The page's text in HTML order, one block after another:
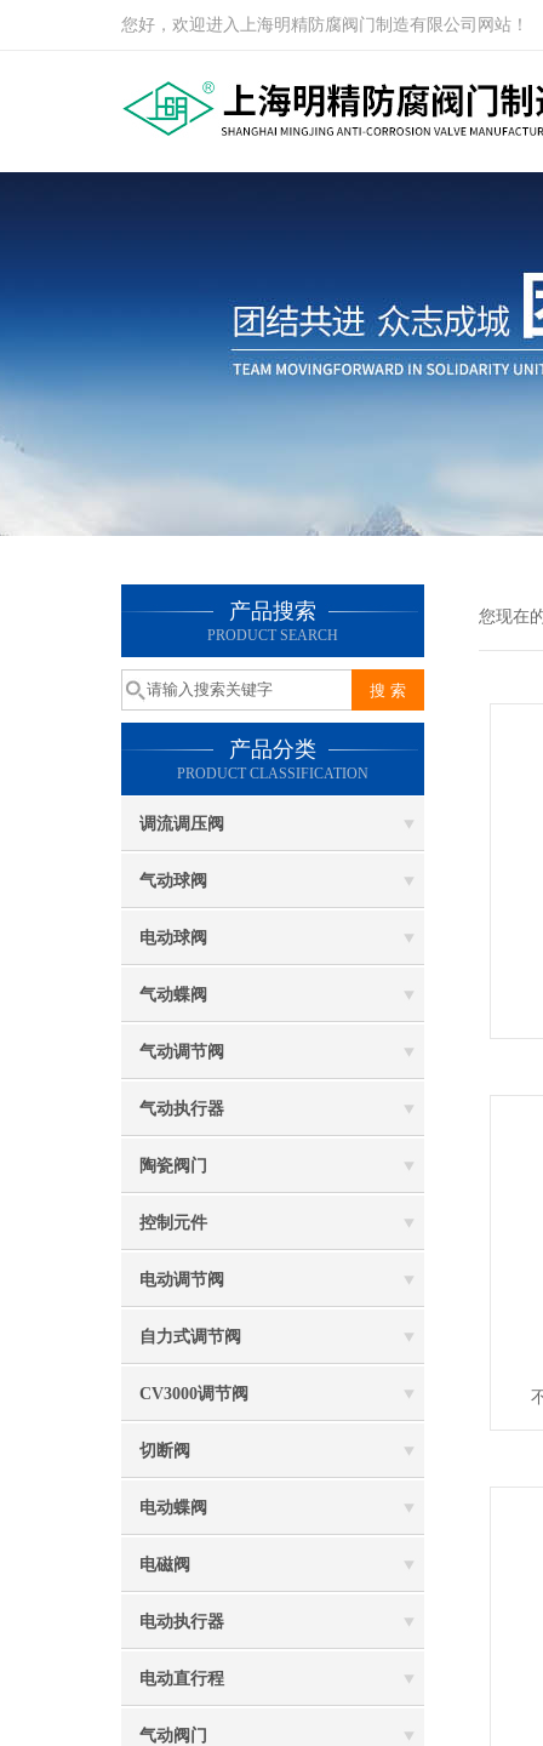
您好，欢迎进入上海明精防腐阀门制造有限公司网站！
产品搜索
PRODUCT SEARCH
产品分类
PRODUCT CLASSIFICATION
调流调压阀
气动球阀
电动球阀
气动蝶阀
气动调节阀
气动执行器
陶瓷阀门
控制元件
电动调节阀
自力式调节阀
CV3000调节阀
切断阀
电动蝶阀
电磁阀
电动执行器
电动直行程
气动阀门
您现在